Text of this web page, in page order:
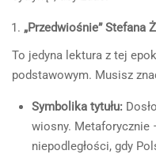
„Przedwiośnie”
To jedyna lektura z tej
podstawowym. Musisz
Symbolika tytułu:
wiosny. Metaforycznie
niepodległości, gdy